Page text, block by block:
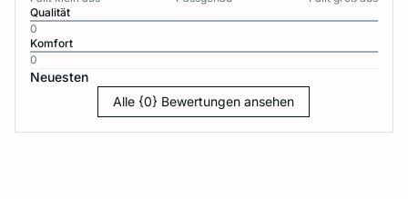
Qualität
0
Komfort
0
Neuesten
Alle {0} Bewertungen ansehen